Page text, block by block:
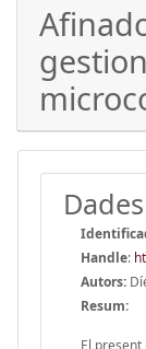
Handle:
Autors:
Resum:
El